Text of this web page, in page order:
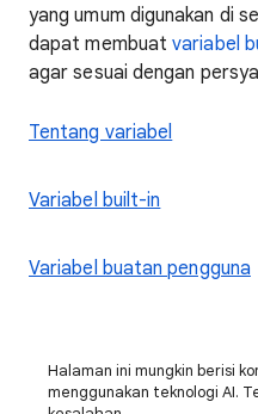
yang umum digunakan di
dapat membuatvariabel
agar sesuai dengan
Tentang variabel
Variabel built-in
Variabel buatan pengguna
Halaman ini mungkin berisi
menggunakan teknologi AI.